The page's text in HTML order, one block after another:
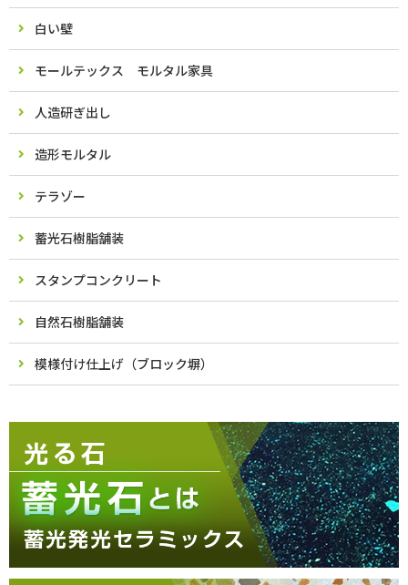
白い壁
モールテックス モルタル家具
人造研ぎ出し
造形モルタル
テラゾー
蓄光石樹脂舗装
スタンプコンクリート
自然石樹脂舗装
模様付け仕上げ（ブロック塀）